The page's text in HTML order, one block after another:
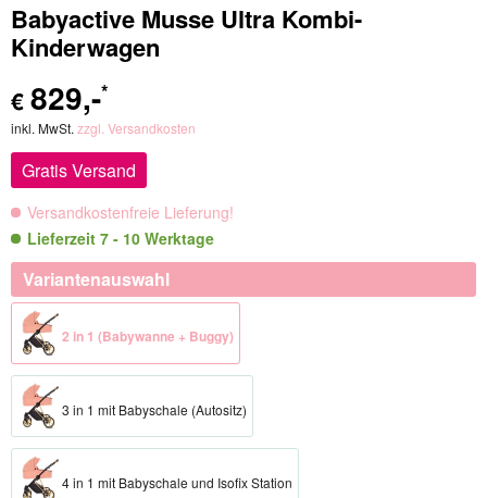
Babyactive Musse Ultra Kombi-
Kinderwagen
€ 829,-*
inkl. MwSt. zzgl. Versandkosten
Gratis Versand
Versandkostenfreie Lieferung!
Lieferzeit 7 - 10 Werktage
Variantenauswahl
2 in 1 (Babywanne + Buggy)
3 in 1 mit Babyschale (Autositz)
4 in 1 mit Babyschale und Isofix Station